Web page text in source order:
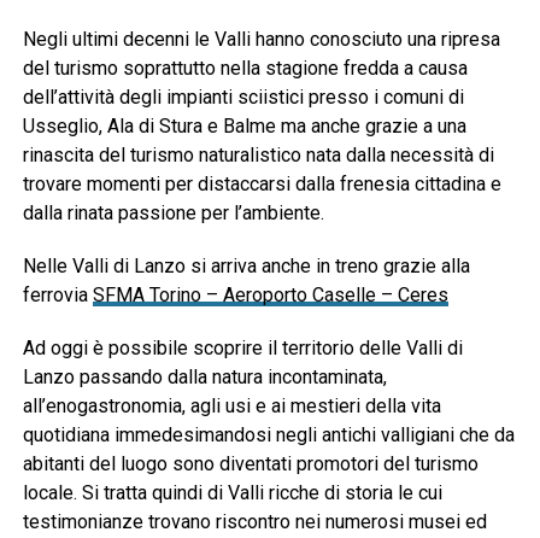
Negli ultimi decenni le Valli hanno conosciuto una ripresa
del turismo soprattutto nella stagione fredda a causa
dell’attività degli impianti sciistici presso i comuni di
Usseglio, Ala di Stura e Balme ma anche grazie a una
rinascita del turismo naturalistico nata dalla necessità di
trovare momenti per distaccarsi dalla frenesia cittadina e
dalla rinata passione per l’ambiente.
Nelle Valli di Lanzo si arriva anche in treno grazie alla
ferrovia SFMA Torino – Aeroporto Caselle – Ceres
Ad oggi è possibile scoprire il territorio delle Valli di
Lanzo passando dalla natura incontaminata,
all’enogastronomia, agli usi e ai mestieri della vita
quotidiana immedesimandosi negli antichi valligiani che da
abitanti del luogo sono diventati promotori del turismo
locale. Si tratta quindi di Valli ricche di storia le cui
testimonianze trovano riscontro nei numerosi musei ed